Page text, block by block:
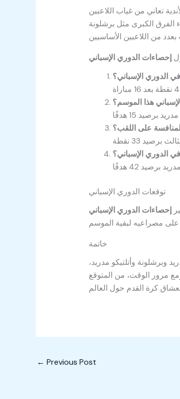
تعاني من غياب اللاعبين
الفرق الكبرى مثل برشلونة
إحصاءات الدوري الإسباني
الدوري الإسباني؟
هذا الموسم؟
على اللقب؟
الدوري الإسباني؟
توقعات الدوري الإسباني
إحصاءات الدوري الإسباني
خاتمة
وبرشلونة وأتلتيكو مدريد،
مرور الوقت، من المتوقع
← Previous Post